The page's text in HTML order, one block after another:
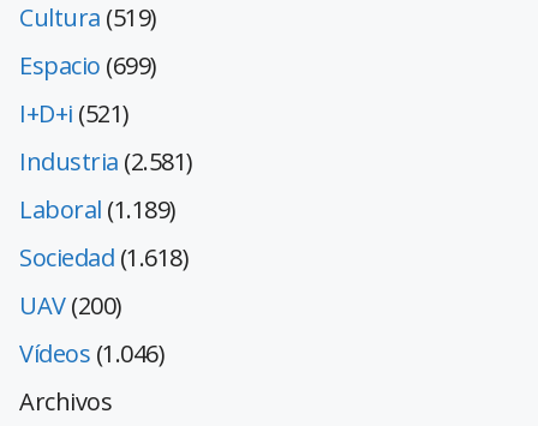
Cultura (519)
Espacio (699)
I+D+i (521)
Industria (2.581)
Laboral (1.189)
Sociedad (1.618)
UAV(200)
Vídeos (1.046)
Archivos